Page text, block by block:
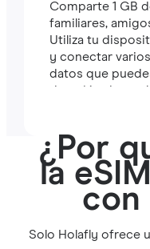
Comparte 1 GB
familiares,
Utiliza tu
y conectar
datos que
duración de tu
¿Por
la
con
Solo Holafly ofrece